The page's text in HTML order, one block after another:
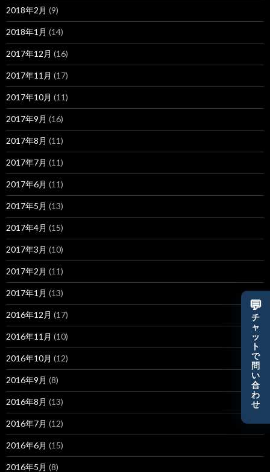
2018年2月 (9)
2018年1月 (14)
2017年12月 (16)
2017年11月 (17)
2017年10月 (11)
2017年9月 (16)
2017年8月 (11)
2017年7月 (11)
2017年6月 (11)
2017年5月 (13)
2017年4月 (15)
2017年3月 (10)
2017年2月 (11)
2017年1月 (13)
2016年12月 (17)
2016年11月 (10)
2016年10月 (12)
2016年9月 (8)
2016年8月 (13)
2016年7月 (12)
2016年6月 (15)
2016年5月 (8)
💬
チ
ャ
ッ
ト
で
問
い
合
わ
せ